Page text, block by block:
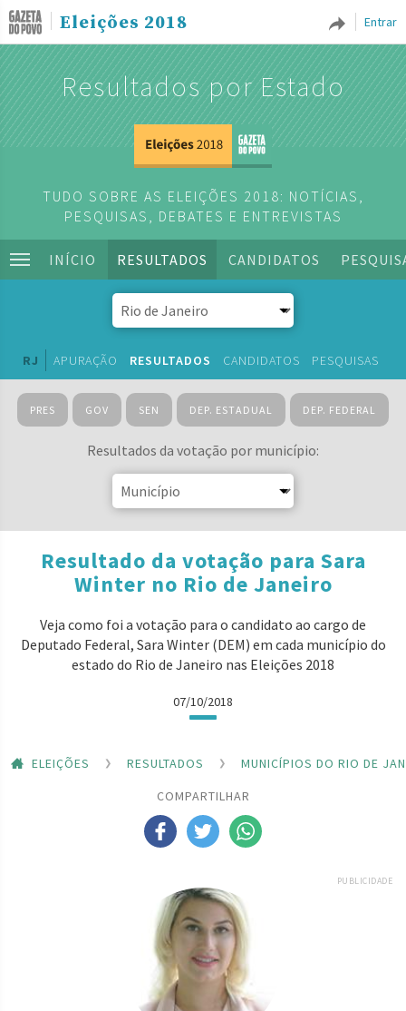
Entrar
Eleições 2018
Resultados por Estado
TUDO SOBRE AS ELEIÇÕES 2018: NOTÍCIAS,
PESQUISAS, DEBATES E ENTREVISTAS
INÍCIO RESULTADOS CANDIDATOS
RJ APURAÇÃO RESULTADOS CANDIDATOS PESQUISAS
PRES GOV SEN DEP. ESTADUAL DEP. FEDERAL
Resultados da votação por município:
Resultado da votação para Sara
Winter no Rio de Janeiro
Veja como foi a votação para o candidato ao cargo de
Deputado Federal, Sara Winter (DEM) em cada município do
estado do Rio de Janeiro nas Eleições 2018
07/10/2018
ELEIÇÕES RESULTADOS
MUNICÍPIOS DO RIO DE
COMPARTILHAR
PUBLICIDADE